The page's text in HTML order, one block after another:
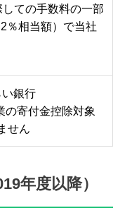
ての手数料の一部
％相当額）で当社
銀行
の寄付金控除対象
せん
年度以降）